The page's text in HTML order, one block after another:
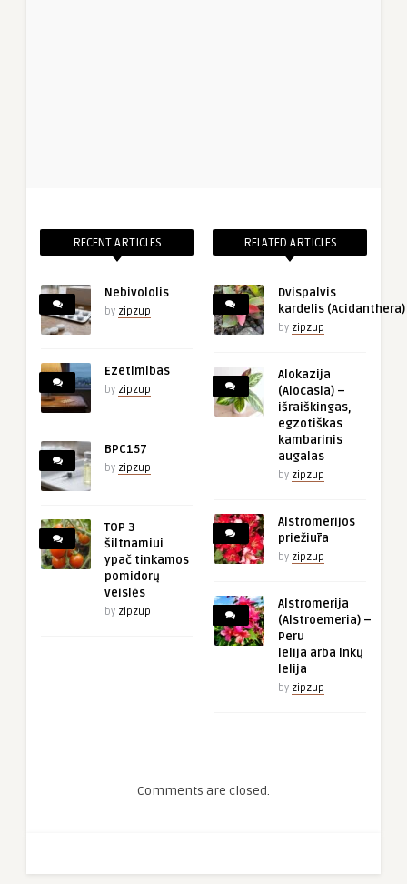
RECENT ARTICLES
Nebivololis
by zipzup
Ezetimibas
by zipzup
BPC157
by zipzup
TOP 3
šiltnamiui
ypač tinkamos
pomidorų
veislės
by zipzup
RELATED ARTICLES
Dvispalvis
kardelis (Acidanthera)
by zipzup
Alokazija
(Alocasia) –
išraiškingas,
egzotiškas
kambarinis
augalas
by zipzup
Alstromerijos
priežiūra
by zipzup
Alstromerija
(Alstroemeria) –
Peru
lelija arba Inkų
lelija
by zipzup
Comments are closed.